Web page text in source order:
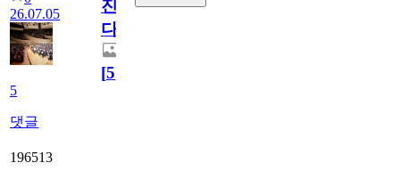
26.07.05
5
댓글
진
다.
[5]
196513